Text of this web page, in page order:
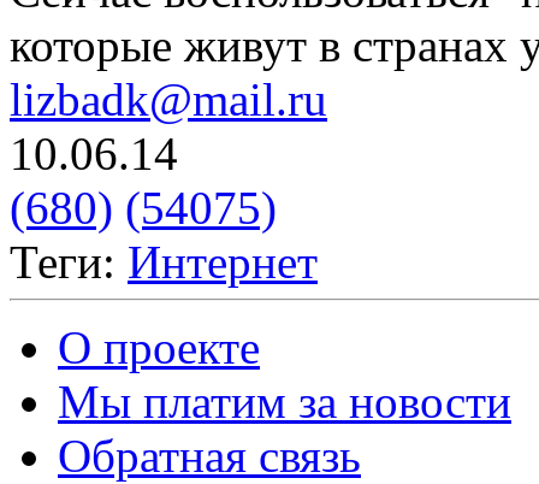
которые живут в странах
lizbadk@mail.ru
10.06.14
(680) (54075)
Теги: Интернет
О проекте
Мы платим за новости
Обратная связь